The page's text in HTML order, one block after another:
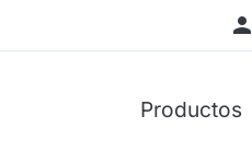

Productos